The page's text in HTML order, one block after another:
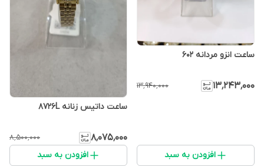
ساعت انزو مردانه 602
۱۳٬۲۴۳٬۰۰۰ ۱۳٬۹۴۰٬۰۰۰
افزودن به سبد
ساعت داتیس زنانه 8726L
۸٬۰۷۵٬۰۰۰ ۸٬۵۰۰٬۰۰۰
افزودن به سبد